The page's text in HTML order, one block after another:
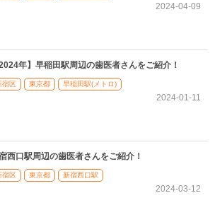
2024-04-09
2024年】早稲田駅周辺の歯医者さんをご紹介！
宿区 東京都 早稲田駅(メトロ)
2024-01-11
西口駅周辺の歯医者さんをご紹介！
宿区 東京都 新宿西口駅
2024-03-12